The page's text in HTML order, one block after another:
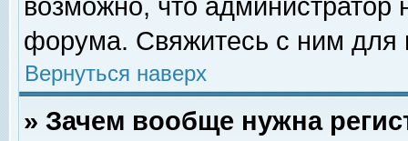
возможно, что
форума. Свяжитесь с ним для
Вернуться наверх
» Зачем вообще нужна